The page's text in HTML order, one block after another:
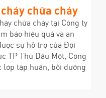
chữa cháy
chữa cháy tại Công ty
bảo hiệu quả và an
sự hỗ trợ của Đội
TP Thủ Dầu Một, Công
lớp tập huấn, bồi dưỡng